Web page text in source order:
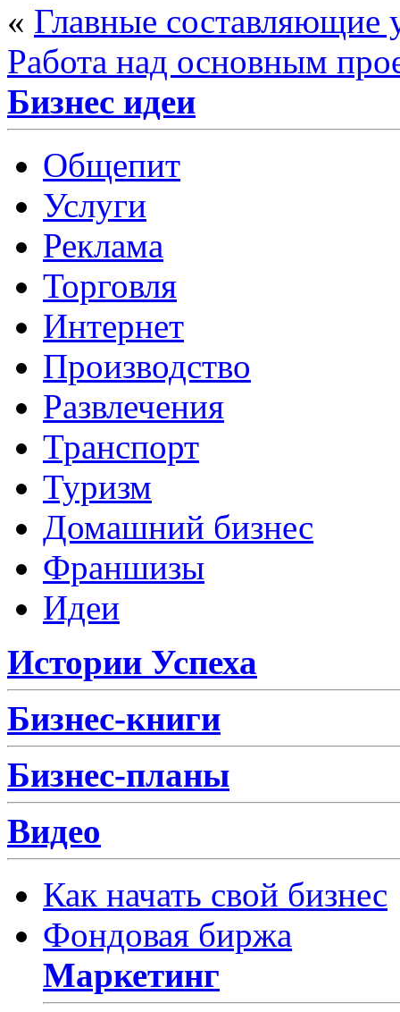
« Главные составляющие
Работа над основным
Бизнес идеи
Общепит
Услуги
Реклама
Торговля
Интернет
Производство
Развлечения
Транспорт
Туризм
Домашний бизнес
Франшизы
Идеи
Истории Успеха
Бизнес-книги
Бизнес-планы
Видео
Как начать свой бизнес
Фондовая биржа
Маркетинг